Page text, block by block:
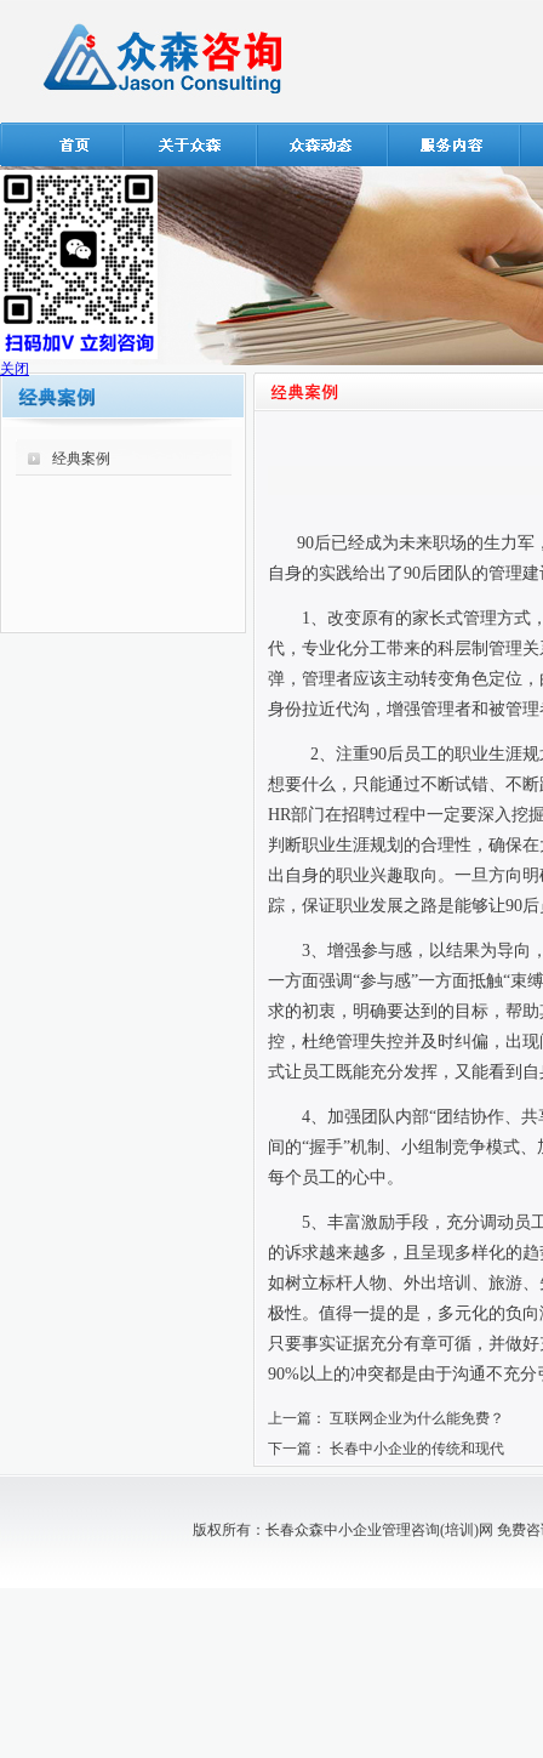
经典案例
90后已经成为未来职场的生力军
自身的实践给出了90后团队的管理建
1 、改变原有的家长式管理方式
代，专业化分工带来的科层制管理
弹，管理者应该主动转变角色定位
身份拉近代沟，增强管理者和被管
2 、注重90后员工的职业生涯
想要什么，只能通过不断试错、不
HR部门在招聘过程中一定要深入挖
判断职业生涯规划的合理性，确保
出自身的职业兴趣取向。一旦方向明
踪，保证职业发展之路是能够让90后
3、增强参与感，以结果为导向
一方面强调“参与感”一方面抵触“束
求的初衷，明确要达到的目标，帮
控，杜绝管理失控并及时纠偏，出
式让员工既能充分发挥，又能看到
4、加强团队内部“团结协作、
间的“握手”机制、小组制竞争模式
每个员工的心中。
5、丰富激励手段，充分调动员
的诉求越来越多，且呈现多样化的
如树立标杆人物、外出培训、旅游
极性。值得一提的是，多元化的负
只要事实证据充分有章可循，并做
90%以上的冲突都是由于沟通不充分
上一篇： 互联网企业为什么能免费？
下一篇： 长春中小企业的传统和现代
版权所有：长春众森中小企业管理咨询(培训)网 免费咨
关闭